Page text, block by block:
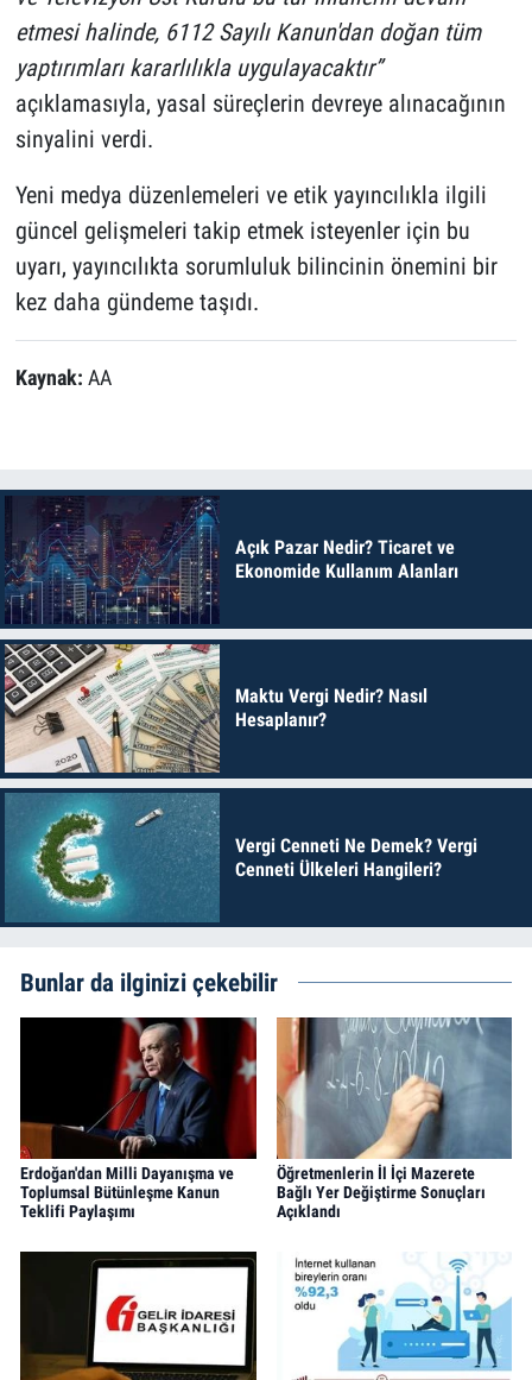
etmesi halinde, 6112 Sayılı Kanun'dan doğan tüm
yaptırımları kararlılıkla uygulayacaktır”
açıklamasıyla, yasal süreçlerin devreye alınacağının
sinyalini verdi.
Yeni medya düzenlemeleri ve etik yayıncılıkla ilgili
güncel gelişmeleri takip etmek isteyenler için bu
uyarı, yayıncılıkta sorumluluk bilincinin önemini bir
kez daha gündeme taşıdı.
Kaynak: AA
Açık Pazar Nedir? Ticaret ve
Ekonomide Kullanım Alanları
Maktu Vergi Nedir? Nasıl
Hesaplanır?
Vergi Cenneti Ne Demek? Vergi
Cenneti Ülkeleri Hangileri?
Bunlar da ilginizi çekebilir
Erdoğan'dan Milli Dayanışma ve
Toplumsal Bütünleşme Kanun
Teklifi Paylaşımı
Öğretmenlerin İl İçi Mazerete
Bağlı Yer Değiştirme Sonuçları
Açıklandı